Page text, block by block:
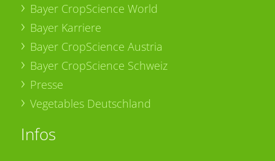
Bayer CropScience World
Bayer Karriere
Bayer CropScience Austria
Bayer CropScience Schweiz
Presse
Vegetables Deutschland
Infos